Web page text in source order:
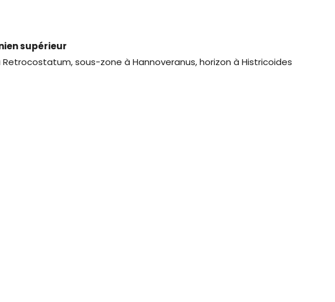
supérieur
Retrocostatum, sous-zone à Hannoveranus, horizon à Histricoides